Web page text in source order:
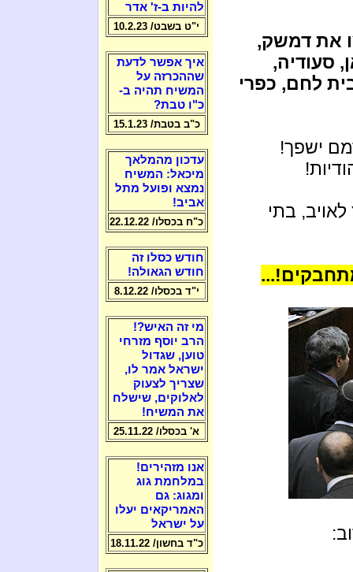
את דמשק,
סעודיה,
לחם, כפרי
ישפך!
בתי
להיות ב-ז' אדר
י"ט בשבט/ 10.2.23
איך אפשר לדעת
שההכרזה על
המשיח תהיה ב-
כ"ו טבת?
כ"ב בטבת/ 15.1.23
עדכון מהמלאך
מיכאל: המשיח
נמצא ופועל מתל
אביב!
כ"ח בכסלו/ 22.12.22
חודש כסלו זה
חודש הגאולה!
י"ד בכסלו/ 8.12.22
מי זה האיש?!
הרב יוסף מזרחי
טוען, שגדול
ישראל אמר לו,
שצריך לצעוק
לאלוקים, שישלח
את המשיח!
א' בכסלו/ 25.11.22
אנו מזהירים!
במלחמת גוג
ומגוג: גם
האמריקאים יעלו
על ישראל
כ"ד בחשון/ 18.11.22